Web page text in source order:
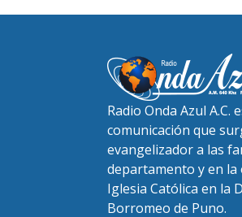
Radio Onda Azul A.C.
comunicación que
evangelizador a las
departamento y en la
Iglesia Católica en la
Borromeo de Puno.